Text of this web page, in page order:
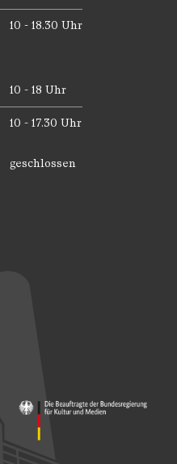
10 - 18.30 Uhr
10 - 18 Uhr
10 - 17.30 Uhr
geschlossen